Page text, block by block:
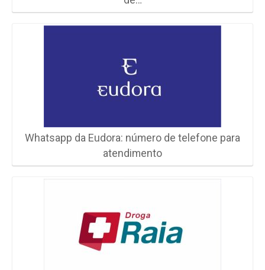
Whatsapp da Eudora: número de telefone para
atendimento